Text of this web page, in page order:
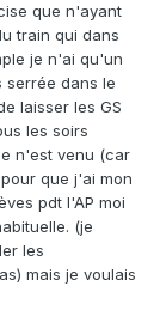
que n'ayant
train qui dans
je n'ai qu'un
serrée dans le
laisser les GS
les soirs
n'est venu (car
que j'ai mon
pdt l'AP moi
(je
les
mais je voulais